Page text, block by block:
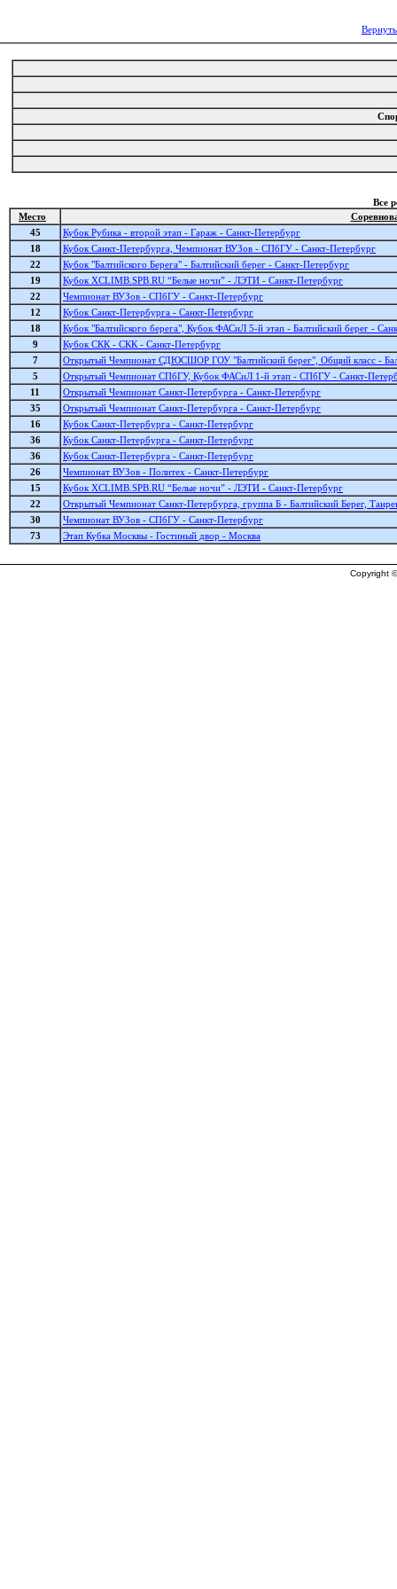
Все
Место
45
Кубок Рубика - второй этап - Гараж - Санкт-Петербург
18
Кубок Санкт-Петербурга, Чемпионат ВУЗов - СПбГУ - Санкт-Петербург
22
Кубок "Балтийского Берега" - Балтийский берег - Санкт-Петербург
19
Кубок XCLIMB.SPB.RU “Белые ночи” - ЛЭТИ - Санкт-Петербург
22
Чемпионат ВУЗов - СПбГУ - Санкт-Петербург
12
Кубок Санкт-Петербурга - Санкт-Петербург
18
Кубок "Балтийского берега", Кубок ФАСиЛ 5-й этап - Балтийский берег -
9
Кубок СКК - СКК - Санкт-Петербург
7
Открытый Чемпионат СДЮСШОР ГОУ "Балтийский берег", Общий класс -
5
Открытый Чемпионат СПбГУ, Кубок ФАСиЛ 1-й этап - СПбГУ - Санкт-
11
Открытый Чемпионат Санкт-Петербурга - Санкт-Петербург
35
Открытый Чемпионат Санкт-Петербурга - Санкт-Петербург
16
Кубок Санкт-Петербурга - Санкт-Петербург
36
Кубок Санкт-Петербурга - Санкт-Петербург
36
Кубок Санкт-Петербурга - Санкт-Петербург
26
Чемпионат ВУЗов - Политех - Санкт-Петербург
15
Кубок XCLIMB.SPB.RU “Белые ночи” - ЛЭТИ - Санкт-Петербург
22
Открытый Чемпионат Санкт-Петербурга, группа Б - Балтийский Берег,
30
Чемпионат ВУЗов - СПбГУ - Санкт-Петербург
73
Этап Кубка Москвы - Гостиный двор - Москва
Copyright